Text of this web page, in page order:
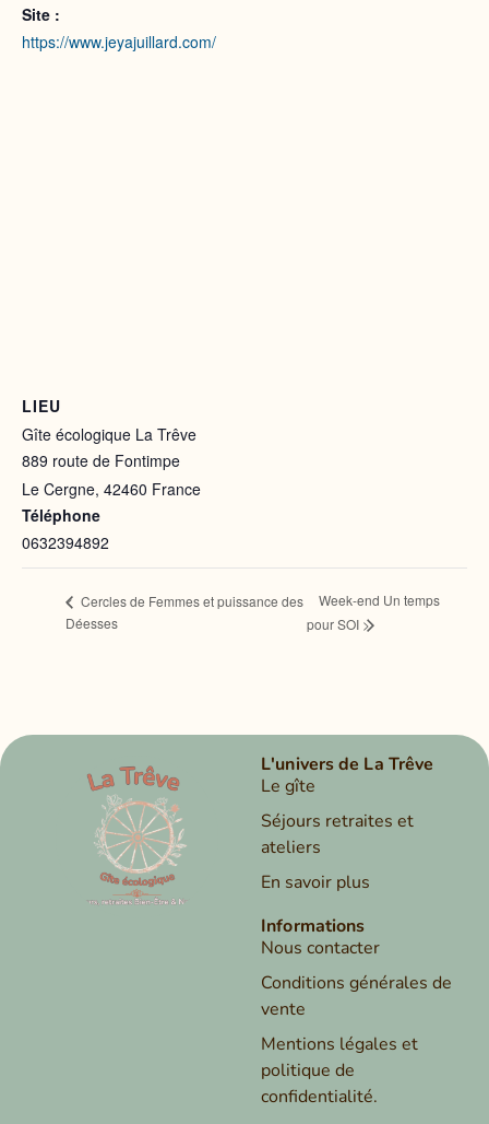
Site :
https://www.jeyajuillard.com/
LIEU
Gîte écologique La Trêve
889 route de Fontimpe
Le Cergne, 42460 France
Téléphone
0632394892
Cercles de Femmes et puissance des
Déesses
Week-end Un temps
pour SOI
L'univers de La Trêve
Le gîte
Séjours retraites et
ateliers
En savoir plus
Informations
Nous contacter
Conditions générales de
vente
Mentions légales et
politique de
confidentialité.